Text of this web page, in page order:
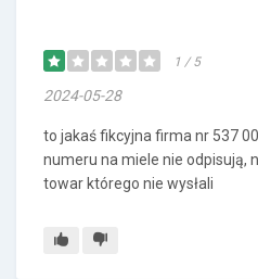
1 / 5
2024-05-28
to jakaś fikcyjna firma nr 537
numeru na miele nie odpisują,
towar którego nie wysłali